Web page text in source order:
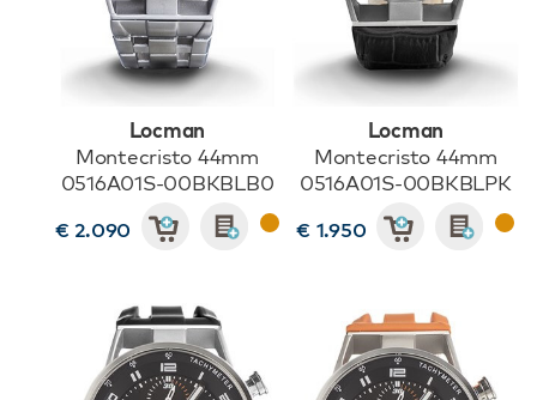
Locman
Montecristo 44mm
0516A01S-00BKBLB0
€ 2.090
Locman
Montecristo 44mm
0516A01S-00BKBLPK
€ 1.950